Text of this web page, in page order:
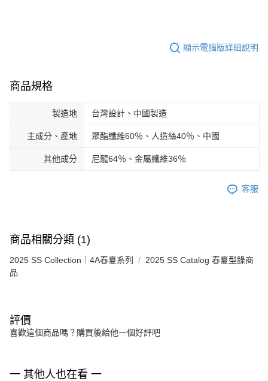
顯示電腦版詳細說明
商品規格
製造地 台灣設計、中國製造
主成分、產地 聚酯纖維60％、人造絲40％、中國
其他成分 尼龍64％、金屬纖維36％
客服
商品相關分類 (1)
2025 SS Collection｜4A春夏系列
2025 SS Catalog 春夏型錄商
品
評價
喜歡這個商品嗎？購買後給他一個好評吧
一 其他人也在看 一